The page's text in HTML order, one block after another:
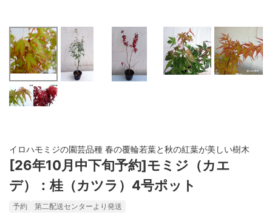
イロハモミジの園芸品種 春の覆輪若葉と秋の紅葉が美しい樹木
[26年10月中下旬予約]モミジ（カエ
デ）：桂（カツラ）4号ポット
予約 第二配送センターより発送